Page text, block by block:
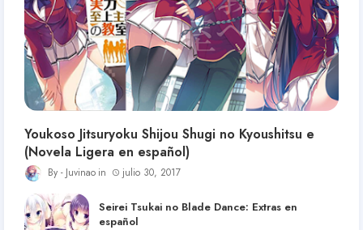
Youkoso Jitsuryoku Shijou Shugi no Kyoushitsu e
(Novela Ligera en español)
Juvinao julio 30, 2017
Seirei Tsukai no Blade Dance: Extras en
español